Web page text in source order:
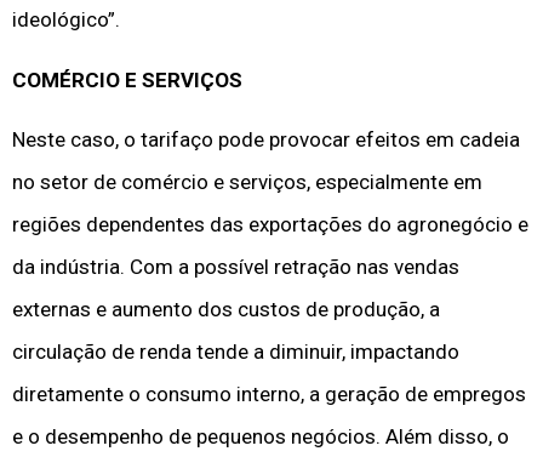
ideológico”.
COMÉRCIO E SERVIÇOS
Neste caso, o tarifaço pode provocar efeitos em cadeia
no setor de comércio e serviços, especialmente em
regiões dependentes das exportações do agronegócio e
da indústria. Com a possível retração nas vendas
externas e aumento dos custos de produção, a
circulação de renda tende a diminuir, impactando
diretamente o consumo interno, a geração de empregos
e o desempenho de pequenos negócios. Além disso, o